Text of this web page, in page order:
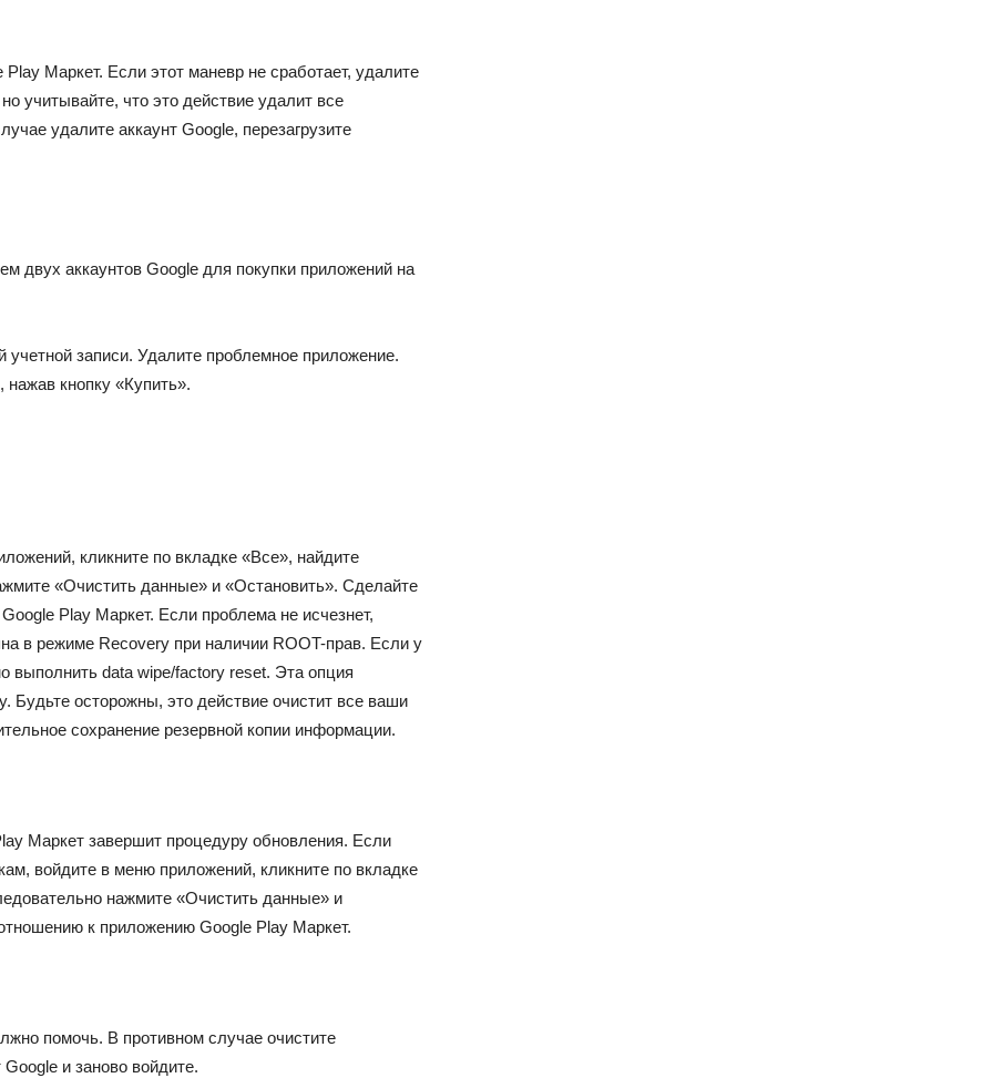
Маркет. Если этот маневр не сработает, удалите
учитывайте, что это действие удалит все
удалите аккаунт Google, перезагрузите
двух аккаунтов Google для покупки приложений на
записи. Удалите проблемное приложение.
кнопку «Купить».
кликните по вкладке «Все», найдите
«Очистить данные» и «Остановить». Сделайте
Play Маркет. Если проблема не исчезнет,
в режиме Recovery при наличии ROOT-прав. Если у
выполнить data wipe/factory reset. Эта опция
Будьте осторожны, это действие очистит все ваши
сохранение резервной копии информации.
Маркет завершит процедуру обновления. Если
войдите в меню приложений, кликните по вкладке
нажмите «Очистить данные» и
к приложению Google Play Маркет.
помочь. В противном случае очистите
и заново войдите.